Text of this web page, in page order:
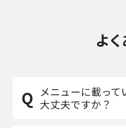
よ
メニューに載っ
大丈夫ですか？